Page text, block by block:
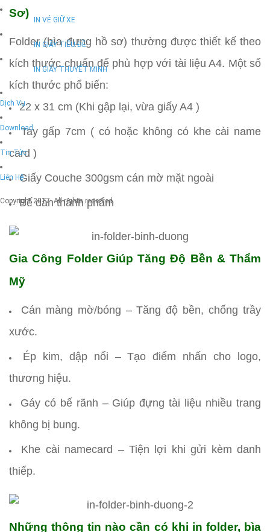
IN VÉ GIỮ XE
IN GIẤY TIÊU ĐỀ
IN GIẤY THUYẾT MINH
Dịch Vụ
Download
Tin Tức
Liên Hệ
Copyright 2017. All rights reserved.
Sơ)
Folder (bìa đựng hồ sơ) thường được thiết kế theo
kích thước chuẩn để phù hợp với tài liệu A4. Một số
kích thước phổ biến:
22 x 31 cm (Khi gập lại, vừa giấy A4 )
Tay gấp 7cm ( có hoặc không có khe cài name
card )
Giấy Couche 300gsm cán mờ mặt ngoài
Bế dán thành phẩm
Gia Công Folder Giúp Tăng Độ Bền & Thẩm
Mỹ
Cán màng mờ/bóng – Tăng độ bền, chống trầy
xước.
Ép kim, dập nổi – Tạo điểm nhấn cho logo,
thương hiệu.
Gáy có bế rãnh – Giúp đựng tài liệu nhiều trang
không bị bung.
Khe cài namecard – Tiện lợi khi gửi kèm danh
thiếp.
Những thông tin nào cần có khi in folder, bìa